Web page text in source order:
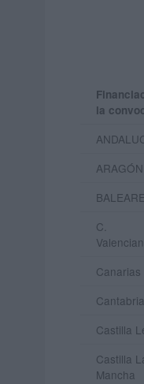
la
ARAGÓN
C.
Canarias
Cantabria
Castilla
Castilla
Mancha